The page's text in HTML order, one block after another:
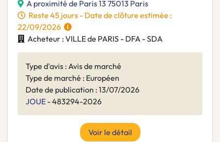
A proximité de Paris 13 75013 Paris
Reste 45 jours - Date de clôture estimée :
22/09/2026
Acheteur : VILLE de PARIS - DFA - SDA
Type d'avis : Avis de marché
Type de marché : Européen
Date de publication : 13/07/2026
JOUE - 483294-2026
Voir le détail